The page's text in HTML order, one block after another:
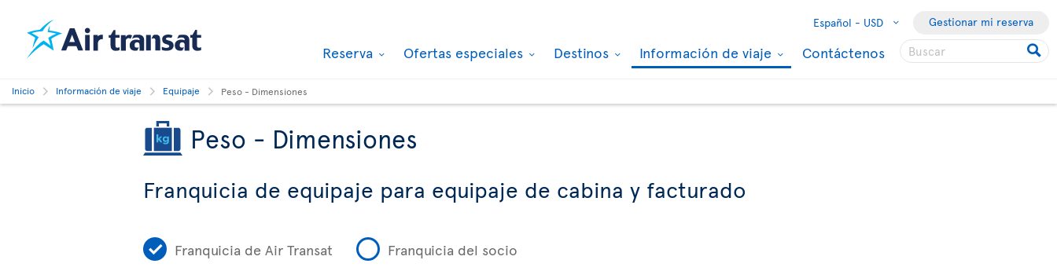
Español - USD Gestionar mi reserva
Reserva Ofertas especiales Destinos Información de viaje Contáctenos
Inicio Información de viaje Equipaje Peso - Dimensiones
Peso - Dimensiones
Franquicia de equipaje para equipaje de cabina y facturado
Franquicia de Air Transat Franquicia del socio